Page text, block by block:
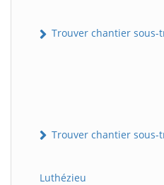
Trouver chantier
Trouver chantier sous-
Luthézieu